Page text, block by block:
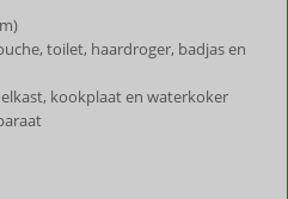
toilet, haardroger, badjas en
kookplaat en waterkoker